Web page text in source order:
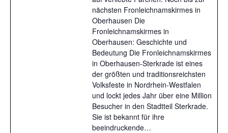
nächsten Fronleichnamskirmes in
Oberhausen Die
Fronleichnamskirmes in
Oberhausen: Geschichte und
Bedeutung Die Fronleichnamskirmes
in Oberhausen-Sterkrade ist eines
der größten und traditionsreichsten
Volksfeste in Nordrhein-Westfalen
und lockt jedes Jahr über eine Million
Besucher in den Stadtteil Sterkrade.
Sie ist bekannt für ihre
beeindruckende…